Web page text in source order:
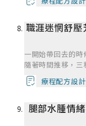
職涯迷惘舒
一開始帶回去的
隨著時間推移，
融，從三個互不
精油上身後，成
療程配方設計
腿部水腫情